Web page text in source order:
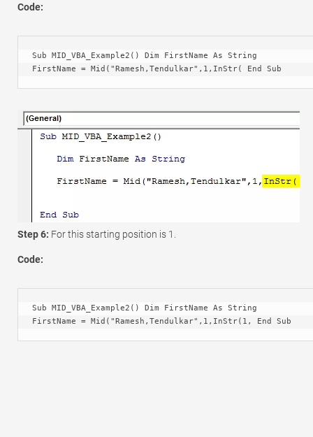
Code:
Sub MID_VBA_Example2() Dim FirstName As String
FirstName = Mid("Ramesh,Tendulkar",1,InStr( End Sub
Step 6: For this starting position is 1.
Code:
Sub MID_VBA_Example2() Dim FirstName As String
FirstName = Mid("Ramesh,Tendulkar",1,InStr(1, End Sub